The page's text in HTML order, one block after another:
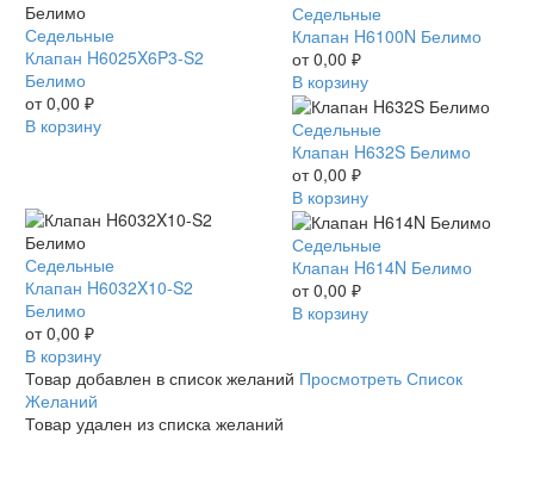
Клапан
H6025X6P3-
S2
Белимо
Седельные
Клапан H6025X6P3-S2
Белимо
от0,00 ₽
В корзину
Клапан
H6100N
Белимо
Седельные
Клапан H6100N Белимо
от0,00 ₽
В корзину
Клапан
H632S
Белимо
Седельные
Клапан H632S Белимо
от0,00 ₽
В корзину
Клапан
H6032X10-
S2
Белимо
Седельные
Клапан H6032X10-S2
Белимо
от0,00 ₽
В корзину
Клапан
H614N
Белимо
Седельные
Клапан H614N Белимо
от0,00 ₽
В корзину
Товар добавлен в список желаний Просмотреть Список
Желаний
Товар удален из списка желаний